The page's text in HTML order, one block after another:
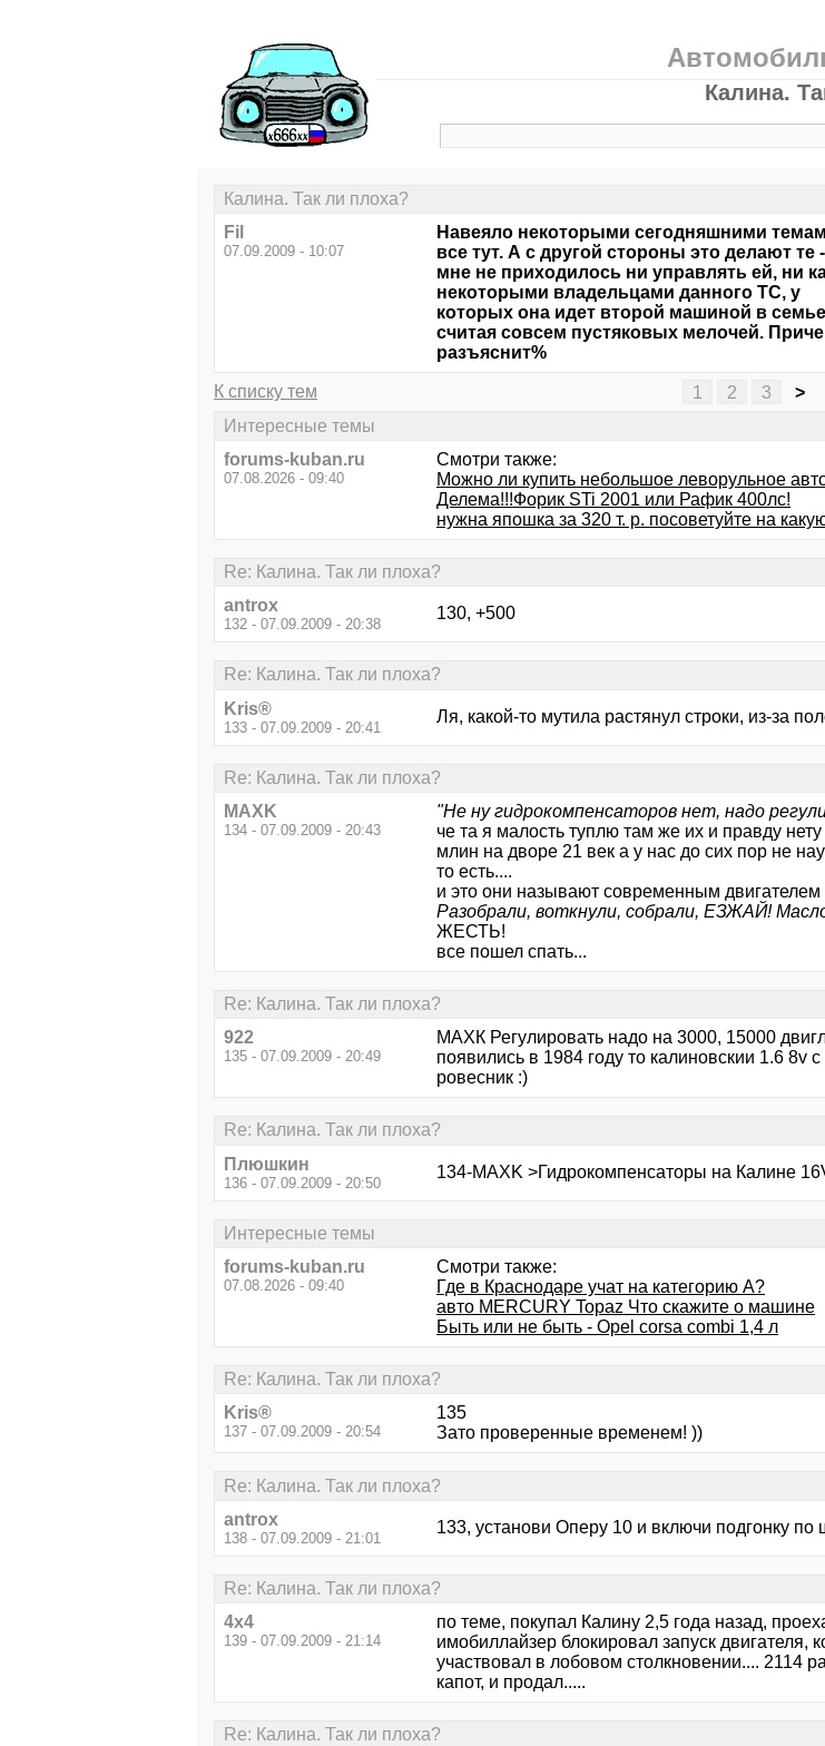
Калина.
Калина. Так ли плоха?
Fil
07.09.2009 - 10:07
Навеяло некоторыми сегодняшними
все тут. А с другой стороны это делают
мне не приходилось ни управлять ей, ни
некоторыми владельцами данного ТС, у
которых она идет второй машиной в
считая совсем пустяковых мелочей.
разъяснит%
К списку тем 1 2 3 >
Интересные темы
forums-kuban.ru
07.08.2026 - 09:40
Смотри также:
Можно ли купить небольшое леворульное
Делема!!!Форик STi 2001 или Рафик 400лс!
нужна япошка за 320 т. р. посоветуйте на
Re: Калина. Так ли плоха?
antrox
132 - 07.09.2009 - 20:38
130, +500
Re: Калина. Так ли плоха?
Kris®
133 - 07.09.2009 - 20:41
Ля, какой-то мутила растянул строки, из-за
Re: Калина. Так ли плоха?
MAXK
134 - 07.09.2009 - 20:43
"Не ну гидрокомпенсаторов нет, надо
че та я малость туплю там же их и правду
млин на дворе 21 век а у нас до сих пор не
то есть....
и это они называют современным двигателем
Разобрали, воткнули, собрали, ЕЗЖАЙ!
ЖЕСТЬ!
все пошел спать...
Re: Калина. Так ли плоха?
922
135 - 07.09.2009 - 20:49
МАХК Регулировать надо на 3000, 15000
появились в 1984 году то калиновскии 1.6 8v
ровесник :)
Re: Калина. Так ли плоха?
Плюшкин
136 - 07.09.2009 - 20:50
134-MAXK >Гидрокомпенсаторы на Калине
Интересные темы
forums-kuban.ru
07.08.2026 - 09:40
Смотри также:
Где в Краснодаре учат на категорию А?
авто MERCURY Topaz Что скажите о машине
Быть или не быть - Opel corsa combi 1,4 л
Re: Калина. Так ли плоха?
Kris®
137 - 07.09.2009 - 20:54
135
Зато проверенные временем! ))
Re: Калина. Так ли плоха?
antrox
138 - 07.09.2009 - 21:01
133, установи Оперу 10 и включи подгонку по
Re: Калина. Так ли плоха?
4x4
139 - 07.09.2009 - 21:14
по теме, покупал Калину 2,5 года назад,
имобиллайзер блокировал запуск двигателя,
участвовал в лобовом столкновении.... 2114
капот, и продал.....
Re: Калина. Так ли плоха?